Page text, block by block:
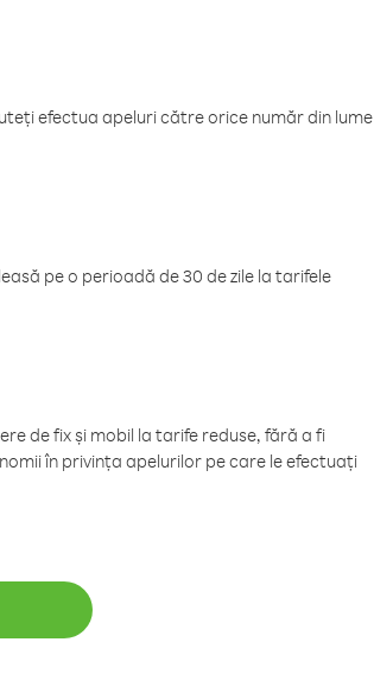
efectua apeluri către orice număr din lume
pe o perioadă de 30 de zile la tarifele
de fix și mobil la tarife reduse, fără a fi
în privința apelurilor pe care le efectuați